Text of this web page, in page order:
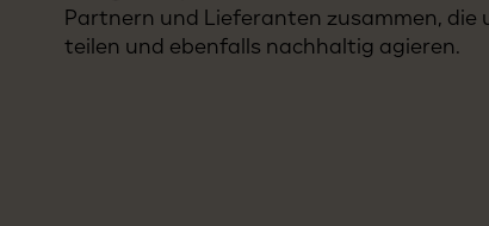
Partnern und Lieferanten zusammen, die
teilen und ebenfalls nachhaltig agieren.